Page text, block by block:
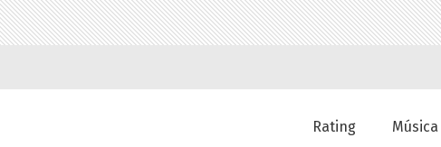
Rating Música